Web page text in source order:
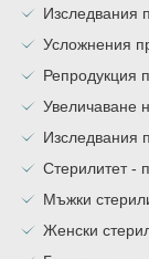
Изследвания
Усложнения
Репродукция
Увеличаване
Изследвания
Стерилитет -
Мъжки
Женски